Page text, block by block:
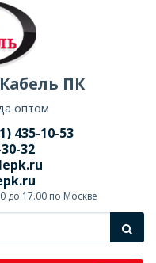
ПК
оптом
435-10-53
32
до 17.00 по Москве